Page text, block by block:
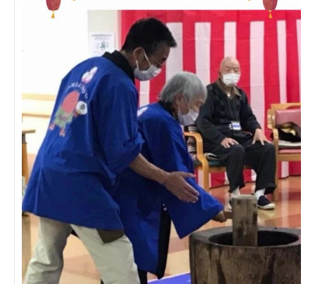
Angkor-Japan Friendship International
Hospital
クヴィアン小学校・カンボジア日本友好共生クヴ
カンボジア日本友好技術教育センター
NGO共生の家
G-COM JOINT STOCK COMPANY
海外子会社・合弁会社
瀋陽長者会
上海介護施設
広州谷豊園